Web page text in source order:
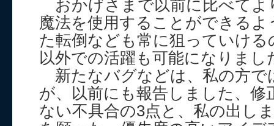
おかげさまで以前に比べてよ
魔法を使用することができる
た転倒なども常に狙っていける
以外での活躍も可能になりまし
新たなバグなどは、私の方で
が、以前にも報告しました、
ない不具合の3点と、私の出し